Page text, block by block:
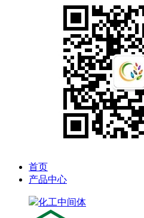
首页
产品中心
化工中间体